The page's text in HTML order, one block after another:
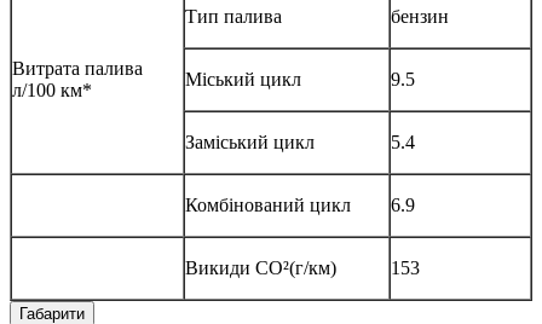
Витрата палива
л/100 км*
Тип палива бензин
Міський цикл 9.5
Заміський цикл 5.4
Комбінований цикл 6.9
Викиди CO²(г/км) 153
Габарити